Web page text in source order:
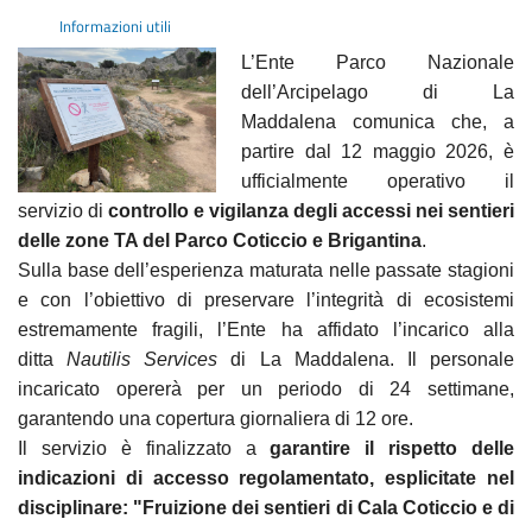
Informazioni utili
L’Ente Parco Nazionale
dell’Arcipelago di La
Maddalena comunica che, a
partire dal 12 maggio 2026, è
ufficialmente operativo il
servizio di controllo e vigilanza degli accessi nei sentieri
delle zone TA del Parco Coticcio e Brigantina.
Sulla base dell’esperienza maturata nelle passate stagioni
e con l’obiettivo di preservare l’integrità di ecosistemi
estremamente fragili, l’Ente ha affidato l’incarico alla
dittaNautilis Services di La Maddalena. Il personale
incaricato opererà per un periodo di 24 settimane,
garantendo una copertura giornaliera di 12 ore.
Il servizio è finalizzato agarantire il rispetto delle
indicazioni di accesso regolamentato, esplicitate nel
disciplinare: "Fruizione dei sentieri di Cala Coticcio e di